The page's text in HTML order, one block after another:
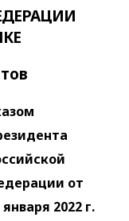
от
января 2022 г.